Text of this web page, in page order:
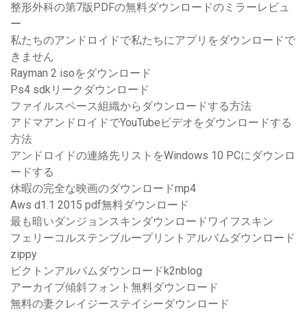
整形外科の第7版PDFの無料ダウンロードのミラーレビュ
ー
私たちのアンドロイドで私たちにアプリをダウンロードで
きません
Rayman 2 isoをダウンロード
Ps4 sdkリークダウンロード
ファイルスペース組織からダウンロードする方法
アドマアンドロイドでYouTubeビデオをダウンロードする
方法
アンドロイドの連絡先リストをWindows 10 PCにダウンロ
ードする
休暇の完全な映画のダウンロードmp4
Aws d1.1 2015 pdf無料ダウンロード
最も暗いダンジョンスキンダウンロードワイフスキン
フェリーコルステンブループリントアルバムダウンロード
zippy
ビクトンアルバムダウンロードk2nblog
アーカイブ傾斜フォント無料ダウンロード
無料の妻クレイジーステイシーダウンロード